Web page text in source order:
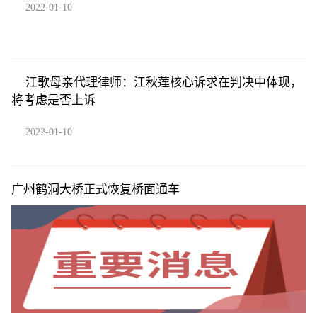
2022-01-10
江歌母亲代理律师：江秋莲核心诉求在判决中体现，
将考虑是否上诉
2022-01-10
广州鹤洞大桥正式恢复桥面通车